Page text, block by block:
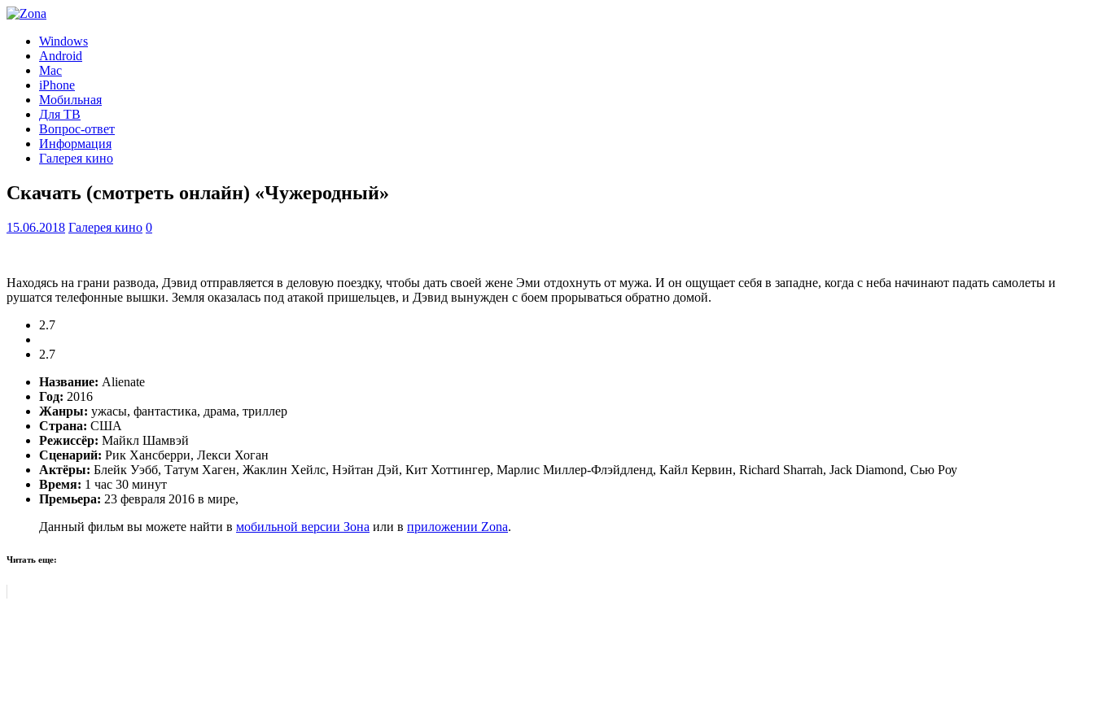
Windows
Android
Mac
iPhone
Мобильная
Для ТВ
Вопрос-ответ
Информация
Галерея кино
Скачать (смотреть онлайн) «Чужеродный»
15.06.2018 Галерея кино 0
Находясь на грани развода, Дэвид отправляется в деловую поездку, чтобы дать своей жене Эми отдохнуть от мужа. И он ощущает себя в западне, когда с неба начинают падать самолеты и
рушатся телефонные вышки. Земля оказалась под атакой пришельцев, и Дэвид вынужден с боем прорываться обратно домой.
2.7
2.7
Название: Alienate
Год: 2016
Жанры: ужасы, фантастика, драма, триллер
Страна: США
Режиссёр: Майкл Шамвэй
Сценарий: Рик Хансберри, Лекси Хоган
Актёры: Блейк Уэбб, Татум Хаген, Жаклин Хейлс, Нэйтан Дэй, Кит Хоттингер, Марлис Миллер-Флэйдленд, Кайл Кервин, Richard Sharrah, Jack Diamond, Сью Роу
Время: 1 час 30 минут
Премьера: 23 февраля 2016 в мире,
Данный фильм вы можете найти в мобильной версии Зона или в приложении Zona.
Читать еще: